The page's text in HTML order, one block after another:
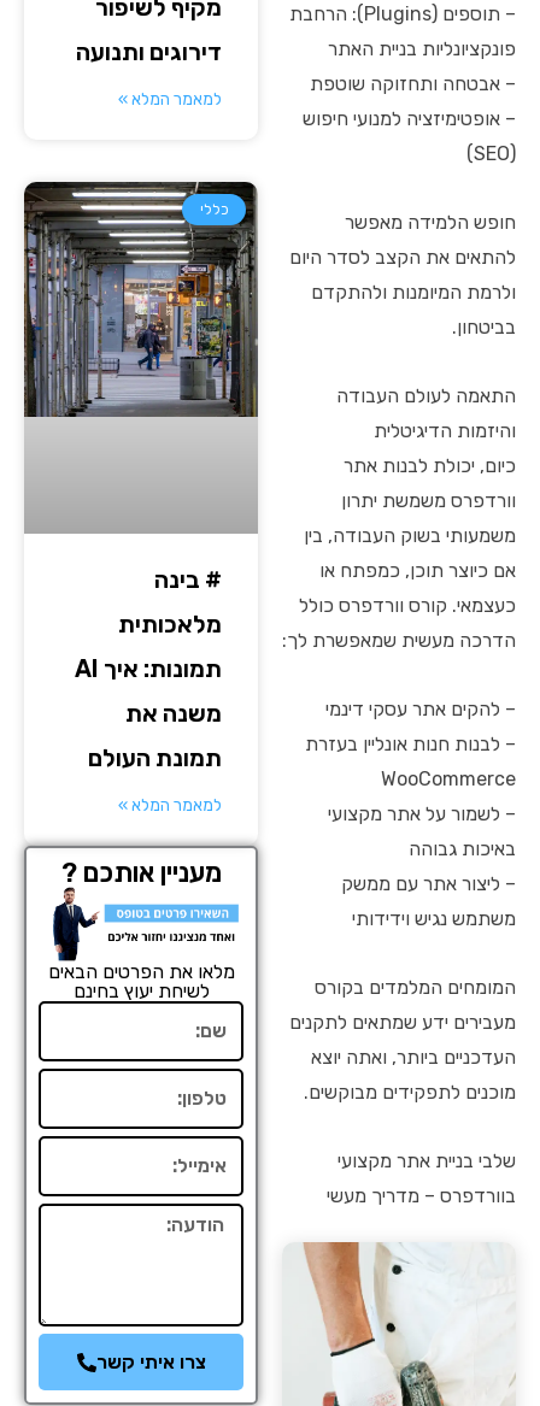
– תוספים (Plugins): הרחבת
פונקציונליות בניית האתר
– אבטחה ותחזוקה שוטפת
– אופטימיזציה למנועי חיפוש
(SEO)
חופש הלמידה מאפשר
להתאים את הקצב לסדר היום
ולרמת המיומנות ולהתקדם
בביטחון.
התאמה לעולם העבודה
והיזמות הדיגיטלית
כיום, יכולת לבנות אתר
וורדפרס משמשת יתרון
משמעותי בשוק העבודה, בין
אם כיוצר תוכן, כמפתח או
כעצמאי. קורס וורדפרס כולל
הדרכה מעשית שמאפשרת לך:
– להקים אתר עסקי דינמי
– לבנות חנות אונליין בעזרת
WooCommerce
– לשמור על אתר מקצועי
באיכות גבוהה
– ליצור אתר עם ממשק
משתמש נגיש וידידותי
המומחים המלמדים בקורס
מעבירים ידע שמתאים לתקנים
העדכניים ביותר, ואתה יוצא
מוכנים לתפקידים מבוקשים.
שלבי בניית אתר מקצועי
בוורדפרס – מדריך מעשי
מקיף לשיפור
דירוגים ותנועה
למאמר המלא »
כללי
# בינה
מלאכותית
תמונות: איך AI
משנה את
תמונת העולם
למאמר המלא »
מעניין אותכם ?
מלאו את הפרטים הבאים
לשיחת יעוץ בחינם
הודעה
צרו איתי קשר